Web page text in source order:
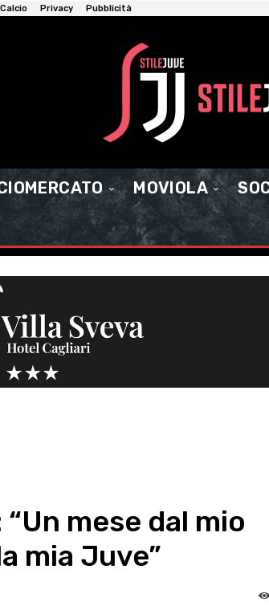
Privacy Pubblicità
MOVIOLA
mese dal mio
mia Juve”